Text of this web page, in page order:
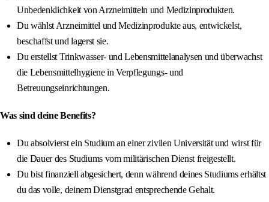
Unbedenklichkeit von Arzneimitteln und Medizinprodukten.
Du wählst Arzneimittel und Medizinprodukte aus, entwickelst,
beschaffst und lagerst sie.
Du erstellst Trinkwasser- und Lebensmittelanalysen und überwachst
die Lebensmittelhygiene in Verpflegungs- und
Betreuungseinrichtungen.
Was sind deine Benefits?
Du absolvierst ein Studium an einer zivilen Universität und wirst für
die Dauer des Studiums vom militärischen Dienst freigestellt.
Du bist finanziell abgesichert, denn während deines Studiums erhältst
du das volle, deinem Dienstgrad entsprechende Gehalt.